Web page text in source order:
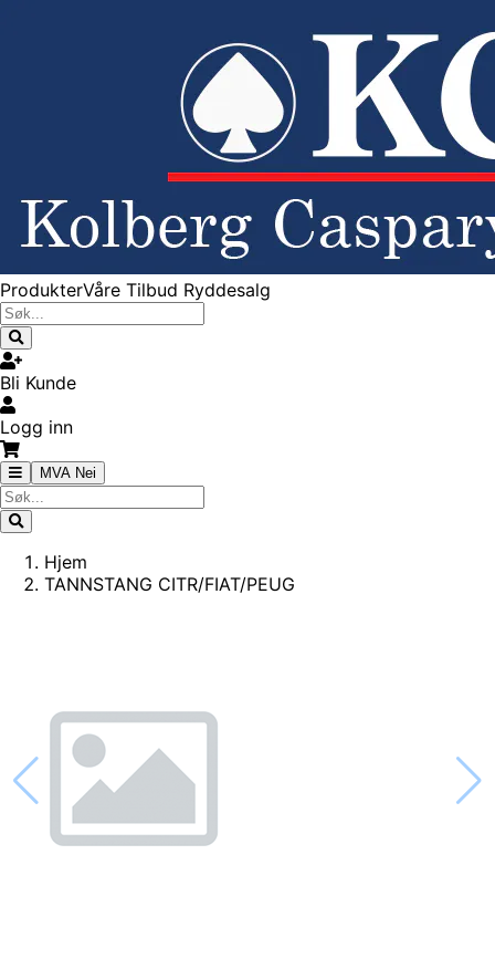
ProdukterVåre Tilbud Ryddesalg
Bli Kunde
Logg inn
MVA Nei
Hjem
TANNSTANG CITR/FIAT/PEUG